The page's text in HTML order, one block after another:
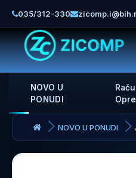
035/312-330
NOVO U
PONUDI
NOVO U PONUDI